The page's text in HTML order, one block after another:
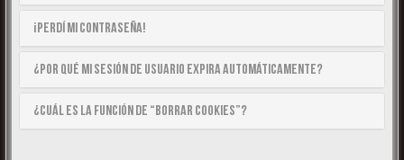
¡Perdí mi contraseña!
¿Por qué mi sesión de usuario expira automáticamente?
¿Cuál es la función de “Borrar cookies”?